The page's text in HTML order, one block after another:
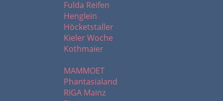
Fulda Reifen
Henglein
Höcketstaller
Kieler Woche
Kothmaier
MAMMOET
Phantasialand
RIGA Mainz